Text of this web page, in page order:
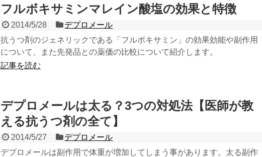
フルボキサミンマレイン酸塩の効果と特徴
2014/5/28
デプロメール
抗うつ剤のジェネリックである「フルボキサミン」の効果効能や副作用
について、また先発品との薬価の比較について紹介します。
記事を読む
デプロメールは太る？3つの対処法【医師が教
える抗うつ剤の全て】
2014/5/27
デプロメール
デプロメールは副作用で体重が増加してしまう事があります。太る副作